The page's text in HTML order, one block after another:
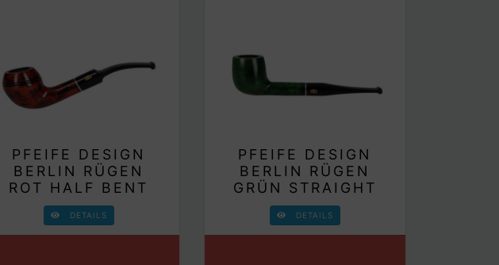
PFEIFE DESIGN
BERLIN RÜGEN
ROT HALF BENT
DETAILS
PFEIFE DESIGN
BERLIN RÜGEN
GRÜN STRAIGHT
DETAILS